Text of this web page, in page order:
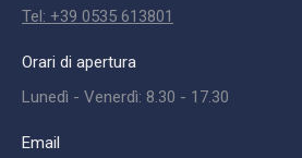
Tel: +39 0535 613801
Orari di apertura
Lunedì - Venerdì: 8.30 - 17.30
Email